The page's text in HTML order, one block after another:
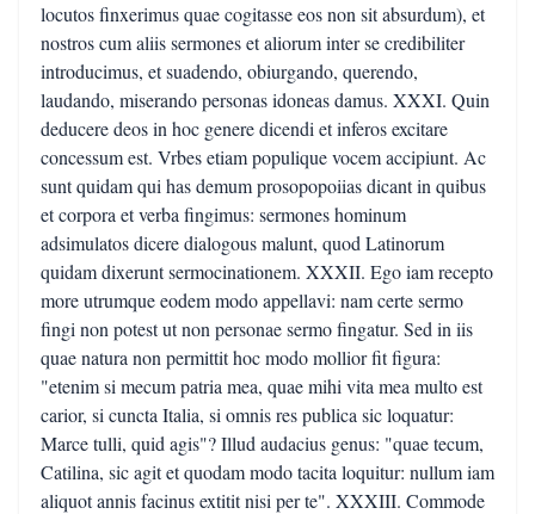
locutos finxerimus quae cogitasse eos non sit absurdum), et
nostros cum aliis sermones et aliorum inter se credibiliter
introducimus, et suadendo, obiurgando, querendo,
laudando, miserando personas idoneas damus. XXXI. Quin
deducere deos in hoc genere dicendi et inferos excitare
concessum est. Vrbes etiam populique vocem accipiunt. Ac
sunt quidam qui has demum prosopopoiias dicant in quibus
et corpora et verba fingimus: sermones hominum
adsimulatos dicere dialogous malunt, quod Latinorum
quidam dixerunt sermocinationem. XXXII. Ego iam recepto
more utrumque eodem modo appellavi: nam certe sermo
fingi non potest ut non personae sermo fingatur. Sed in iis
quae natura non permittit hoc modo mollior fit figura:
"etenim si mecum patria mea, quae mihi vita mea multo est
carior, si cuncta Italia, si omnis res publica sic loquatur:
Marce tulli, quid agis"? Illud audacius genus: "quae tecum,
Catilina, sic agit et quodam modo tacita loquitur: nullum iam
aliquot annis facinus extitit nisi per te". XXXIII. Commode